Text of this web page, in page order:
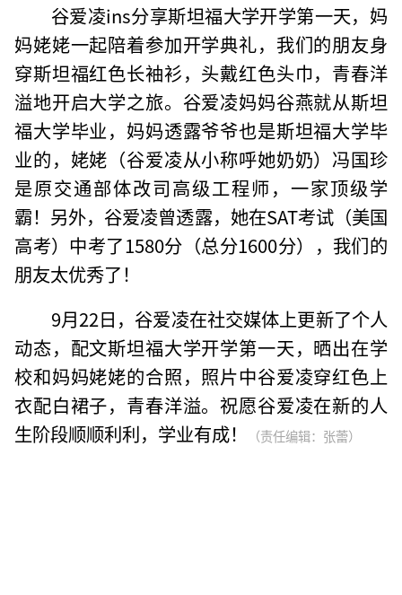
谷爱凌ins分享斯坦福大学开学第一天，妈
妈姥姥一起陪着参加开学典礼，我们的朋友身
穿斯坦福红色长袖衫，头戴红色头巾，青春洋
溢地开启大学之旅。谷爱凌妈妈谷燕就从斯坦
福大学毕业，妈妈透露爷爷也是斯坦福大学毕
业的，姥姥（谷爱凌从小称呼她奶奶）冯国珍
是原交通部体改司高级工程师，一家顶级学
霸！另外，谷爱凌曾透露，她在SAT考试（美国
高考）中考了1580分（总分1600分），我们的
朋友太优秀了！
9月22日，谷爱凌在社交媒体上更新了个人
动态，配文斯坦福大学开学第一天，晒出在学
校和妈妈姥姥的合照，照片中谷爱凌穿红色上
衣配白裙子，青春洋溢。祝愿谷爱凌在新的人
生阶段顺顺利利，学业有成！
（责任编辑：张蕾）